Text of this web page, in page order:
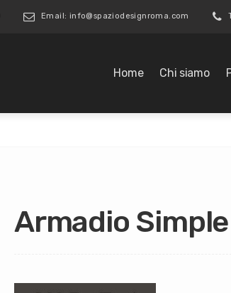
Email: info@spaziodesignroma.com
Home Chi siamo
Armadio Simple